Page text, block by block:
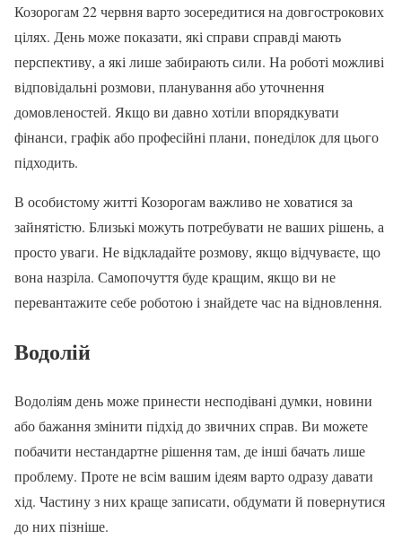
Козорогам 22 червня варто зосередитися на довгострокових
цілях. День може показати, які справи справді мають
перспективу, а які лише забирають сили. На роботі можливі
відповідальні розмови, планування або уточнення
домовленостей. Якщо ви давно хотіли впорядкувати
фінанси, графік або професійні плани, понеділок для цього
підходить.
В особистому житті Козорогам важливо не ховатися за
зайнятістю. Близькі можуть потребувати не ваших рішень, а
просто уваги. Не відкладайте розмову, якщо відчуваєте, що
вона назріла. Самопочуття буде кращим, якщо ви не
перевантажите себе роботою і знайдете час на відновлення.
Водолій
Водоліям день може принести несподівані думки, новини
або бажання змінити підхід до звичних справ. Ви можете
побачити нестандартне рішення там, де інші бачать лише
проблему. Проте не всім вашим ідеям варто одразу давати
хід. Частину з них краще записати, обдумати й повернутися
до них пізніше.